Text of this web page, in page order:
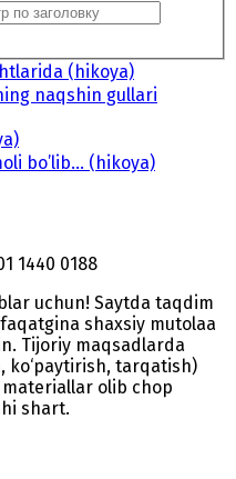
(hikoya)
naqshin gullari
bo’lib... (hikoya)
1440 0188
uchun! Saytda taqdim
shaxsiy mutolaa
Tijoriy maqsadlarda
ko‘paytirish, tarqatish)
olib chop
shart.